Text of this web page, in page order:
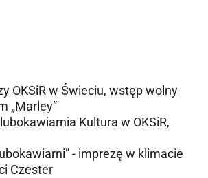
OKSiR w Świeciu, wstęp wolny
„Marley”
Kultura w OKSiR,
- imprezę w klimacie
Czester